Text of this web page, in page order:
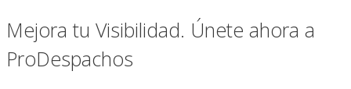
Mejora tu Visibilidad. Únete ahora a
ProDespachos